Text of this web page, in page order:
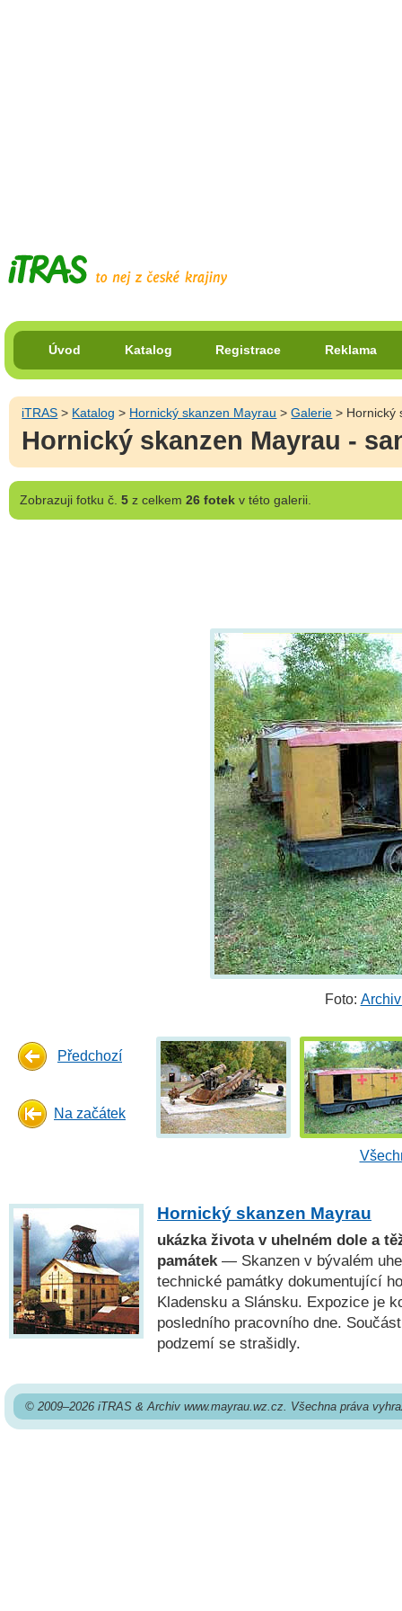
Úvod Katalog Registrace Reklama
iTRAS > Katalog > Hornický skanzen Mayrau >Galerie > Hornický
Hornický skanzen Mayrau -
Zobrazujifotku č. 5z celkem 26 fotekv této galerii.
Foto:
Předchozí
Na začátek
Hornický skanzen Mayrau
ukázka života v uhelném dole a
památek — Skanzen v bývalém
technické památky dokumentující
Kladensku a Slánsku. Expozice je
posledního pracovního dne.
podzemí se strašidly.
© 2009–2026 iTRAS & Archiv www.mayrau.wz.cz. Všechna práva